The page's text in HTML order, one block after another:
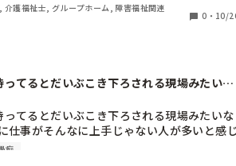
介護福祉士, グループホーム, 障害福祉関連
0 ・ 10/
てるとだいぶこき下ろされる現場みたいな
てるとだいぶこき下ろされる現場みたいな
仕事がそんなに上手じゃない人が多いと感
ません。)
痴